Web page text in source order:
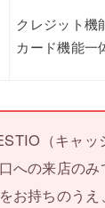
クレジット機
カード機能一
（キャッ
への来店の
お持ちのう